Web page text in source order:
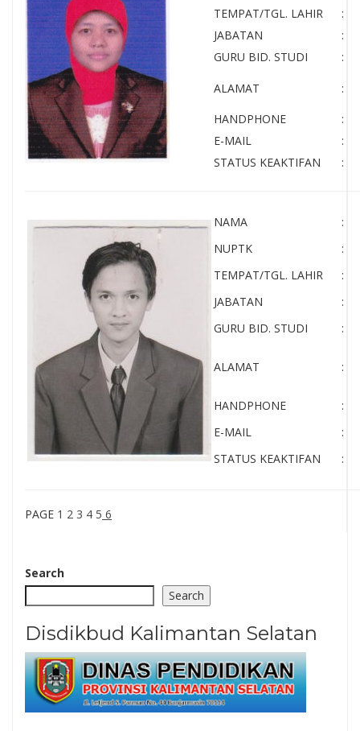
TEMPAT/TGL. LAHIR
:
JABATAN
:
GURU BID. STUDI
:
ALAMAT
:
HANDPHONE
:
E-MAIL
:
STATUS KEAKTIFAN
:
NAMA
:
NUPTK
:
TEMPAT/TGL. LAHIR
:
JABATAN
:
GURU BID. STUDI
:
ALAMAT :
HANDPHONE
:
E-MAIL
:
STATUS KEAKTIFAN
:
PAGE 1 2 3 4 5 6
Search
Search
Disdikbud Kalimantan Selatan